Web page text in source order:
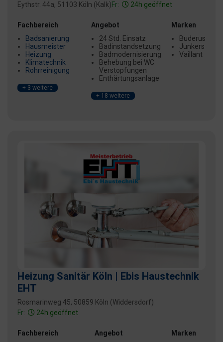
Eythstr. 44a, 51103 Köln (Kalk)Fr: 24h geöffnet
Fachbereich
Badsanierung
Hausmeister
Heizung
Klimatechnik
Rohrreinigung
+ 3 weitere
Angebot
24 Std. Einsatz
Badinstandsetzung
Badmodernisierung
Behebung bei WC
Verstopfungen
Enthärtungsanlage
+ 18 weitere
Marken
Buderus
Junkers
Vaillant
Heizung Sanitär Köln | Ebis Haustechnik
EHT
Rosmarinweg 45, 50859 Köln (Widdersdorf)
Fr:
24h geöffnet
Fachbereich
Angebot
Marken